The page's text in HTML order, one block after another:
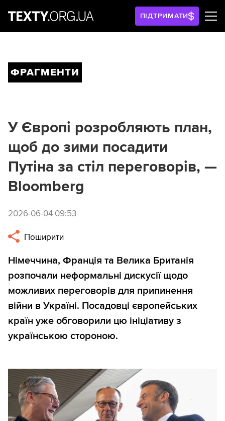
ПІДТРИМАТИ
ФРАГМЕНТИ
У Європі розробляють план,
щоб до зими посадити
Путіна за стіл переговорів, —
Bloomberg
2026-06-04 09:53
Поширити
Німеччина, Франція та Велика Британія
розпочали неформальні дискусії щодо
можливих переговорів для припинення
війни в Україні. Посадовці європейських
країн уже обговорили цю ініціативу з
українською стороною.